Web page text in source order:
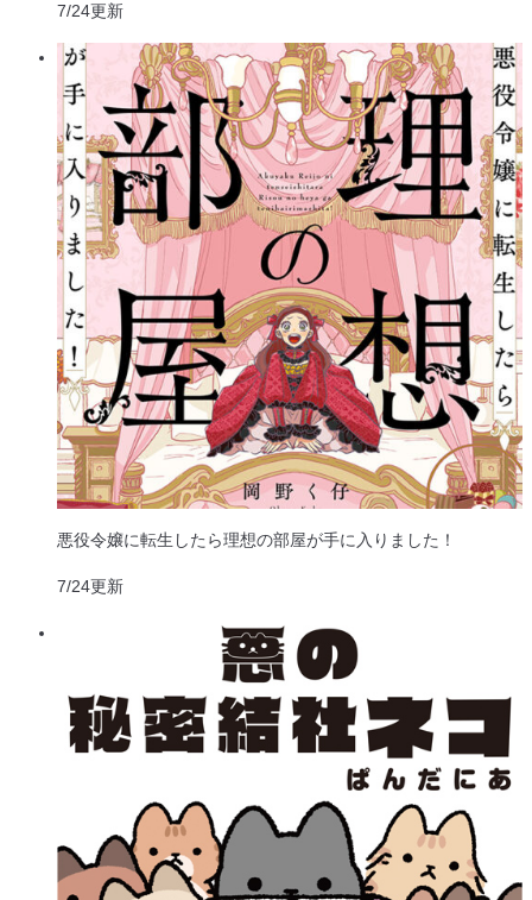
7/24更新
悪役令嬢に転生したら理想の部屋が手に入りました！
7/24更新